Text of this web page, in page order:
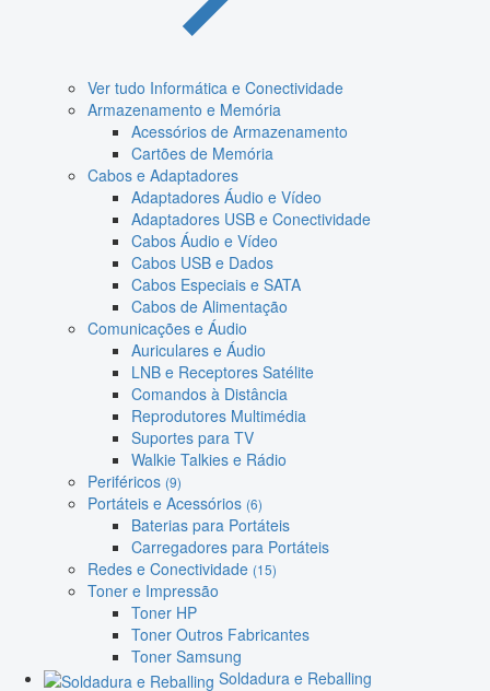
Ver tudo Informática e Conectividade
Armazenamento e Memória
Acessórios de Armazenamento
Cartões de Memória
Cabos e Adaptadores
Adaptadores Áudio e Vídeo
Adaptadores USB e Conectividade
Cabos Áudio e Vídeo
Cabos USB e Dados
Cabos Especiais e SATA
Cabos de Alimentação
Comunicações e Áudio
Auriculares e Áudio
LNB e Receptores Satélite
Comandos à Distância
Reprodutores Multimédia
Suportes para TV
Walkie Talkies e Rádio
Periféricos (9)
Portáteis e Acessórios (6)
Baterias para Portáteis
Carregadores para Portáteis
Redes e Conectividade (15)
Toner e Impressão
Toner HP
Toner Outros Fabricantes
Toner Samsung
Soldadura e Reballing